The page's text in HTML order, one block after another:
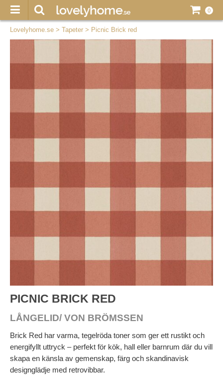
0
Lovelyhome.se > Tapeter > Picnic Brick red
PICNIC BRICK RED
LÅNGELID/ VON BRÖMSSEN
Brick Red har varma, tegelröda toner som ger ett rustikt och
energifyllt uttryck – perfekt för kök, hall eller barnrum där du vill
skapa en känsla av gemenskap, färg och skandinavisk
designglädje med retrovibbar.